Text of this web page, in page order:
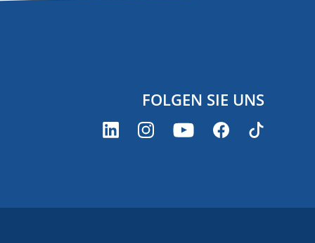
FOLGEN SIE UNS